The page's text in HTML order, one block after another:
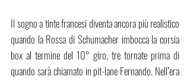
Il sogno a tinte francesi diventa ancora più realistico
quando la Rossa di Schumacher imbocca la corsia
box al termine del 10° giro, tre tornate prima di
quando sarà chiamato in pit-lane Fernando. Nell’era